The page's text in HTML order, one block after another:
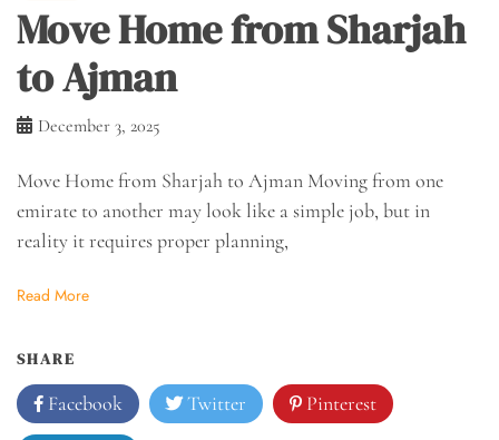
Move Home from Sharjah
to Ajman
December 3, 2025
Move Home from Sharjah to Ajman Moving from one
emirate to another may look like a simple job, but in
reality it requires proper planning,
Read More
SHARE
Facebook Twitter Pinterest